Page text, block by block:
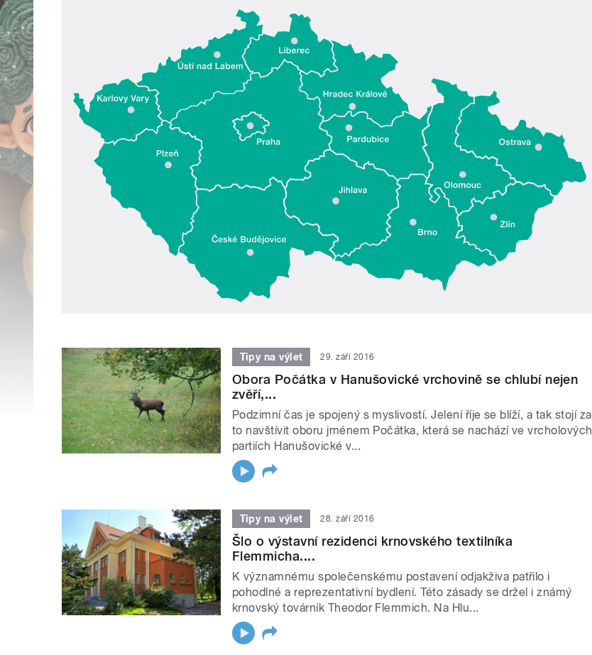
Tipy na výlet 29. září 2016
Obora Počátka v Hanušovické vrchovině se chlubí nejen
zvěří,...
Podzimní čas je spojený s myslivostí. Jelení říje se blíží, a tak stojí za
to navštívit oboru jménem Počátka, která se nachází ve vrcholových
partiích Hanušovické v...
Tipy na výlet 28. září 2016
Šlo o výstavní rezidenci krnovského textilníka
Flemmicha....
K významnému společenskému postavení odjakživa patřilo i
pohodlné a reprezentativní bydlení. Této zásady se držel i známý
krnovský továrník Theodor Flemmich. Na Hlu...